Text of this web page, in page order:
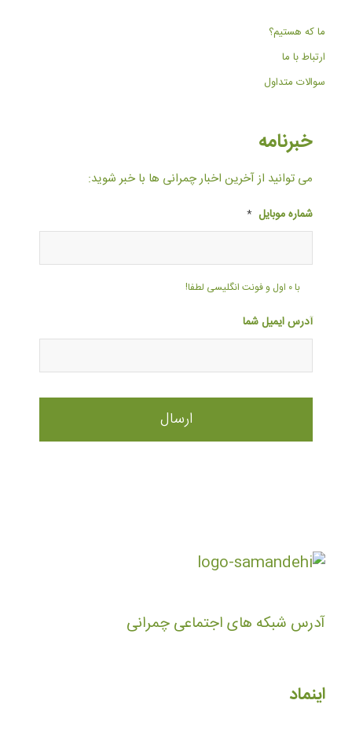
ما که هستیم؟
ارتباط با ما
سوالات متداول
خبرنامه
می توانید از آخرین اخبار چمرانی ها با خبر شوید:
شماره موبایل *
با ۰ اول و فونت انگلیسی لطفا!
آدرس ایمیل شما
آدرس شبکه های اجتماعی چمرانی
اینماد